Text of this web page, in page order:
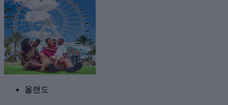
올랜도